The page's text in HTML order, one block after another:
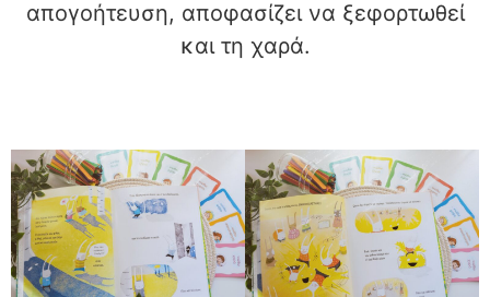
απογοήτευση, αποφασίζει να ξεφορτωθεί
και τη χαρά.